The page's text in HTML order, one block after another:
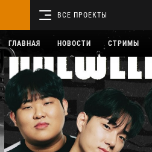
ВСЕ ПРОЕКТЫ
ГЛАВНАЯ НОВОСТИ СТРИМЫ